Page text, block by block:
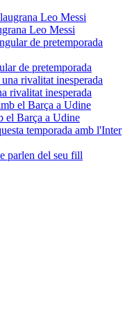
Leo Messi
de pretemporada
rivalitat inesperada
el Barça a Udine
parlen del seu fill